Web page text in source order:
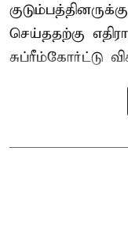
செய்ததற்கு
சுப்ரீம்கோர்ட்டு